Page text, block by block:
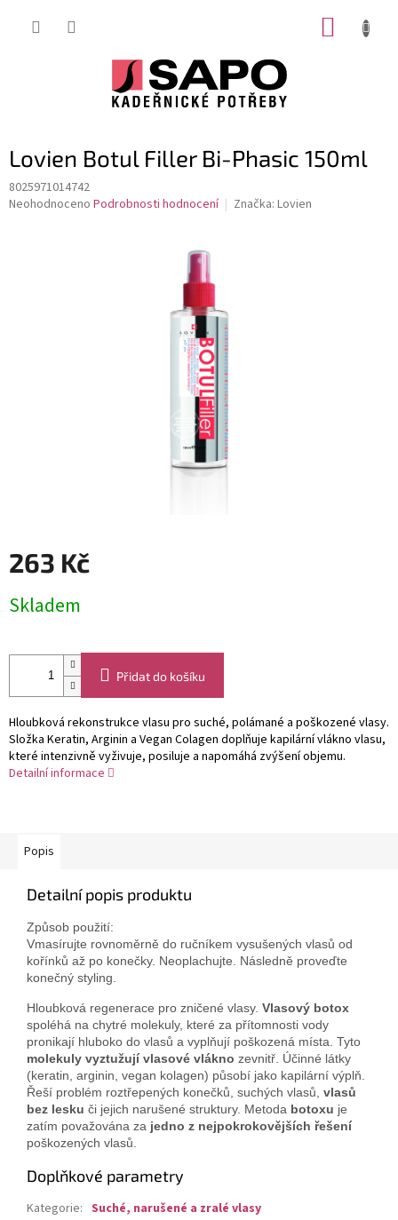
Lovien Botul Filler Bi-Phasic 150ml
8025971014742
Průměrné
Neohodnoceno Podrobnosti hodnocení Značka: Lovien
263 Kč
cena:
Skladem
Přidat do košíku
Hloubková rekonstrukce vlasu pro suché, polámané a poškozené vlasy.
Složka Keratin, Arginin a Vegan Colagen doplňuje kapilární vlákno vlasu,
které intenzivně vyživuje, posiluje a napomáhá zvýšení objemu.
Detailní informace
Popis
Detailní popis produktu
Způsob použití:
Vmasírujte rovnoměrně do ručníkem vysušených vlasů od
kořínků až po konečky. Neoplachujte. Následně proveďte
konečný styling.
Hloubková regenerace pro zničené vlasy. Vlasový botox
spoléhá na chytré molekuly, které za přítomnosti vody
pronikají hluboko do vlasů a vyplňují poškozená místa. Tyto
molekuly vyztužují vlasové vlákno zevnitř. Účinné látky
(keratin, arginin, vegan kolagen) působí jako kapilární výplň.
Řeší problém roztřepených konečků, suchých vlasů, vlasů
bez lesku či jejich narušené struktury. Metoda botoxu je
zatím považována za jedno z nejpokrokovějších řešení
poškozených vlasů.
Doplňkové parametry
Kategorie: Suché, narušené a zralé vlasy